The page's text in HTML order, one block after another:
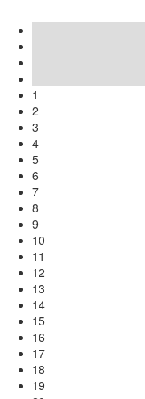
1
2
3
4
5
6
7
8
9
10
11
12
13
14
15
16
17
18
19